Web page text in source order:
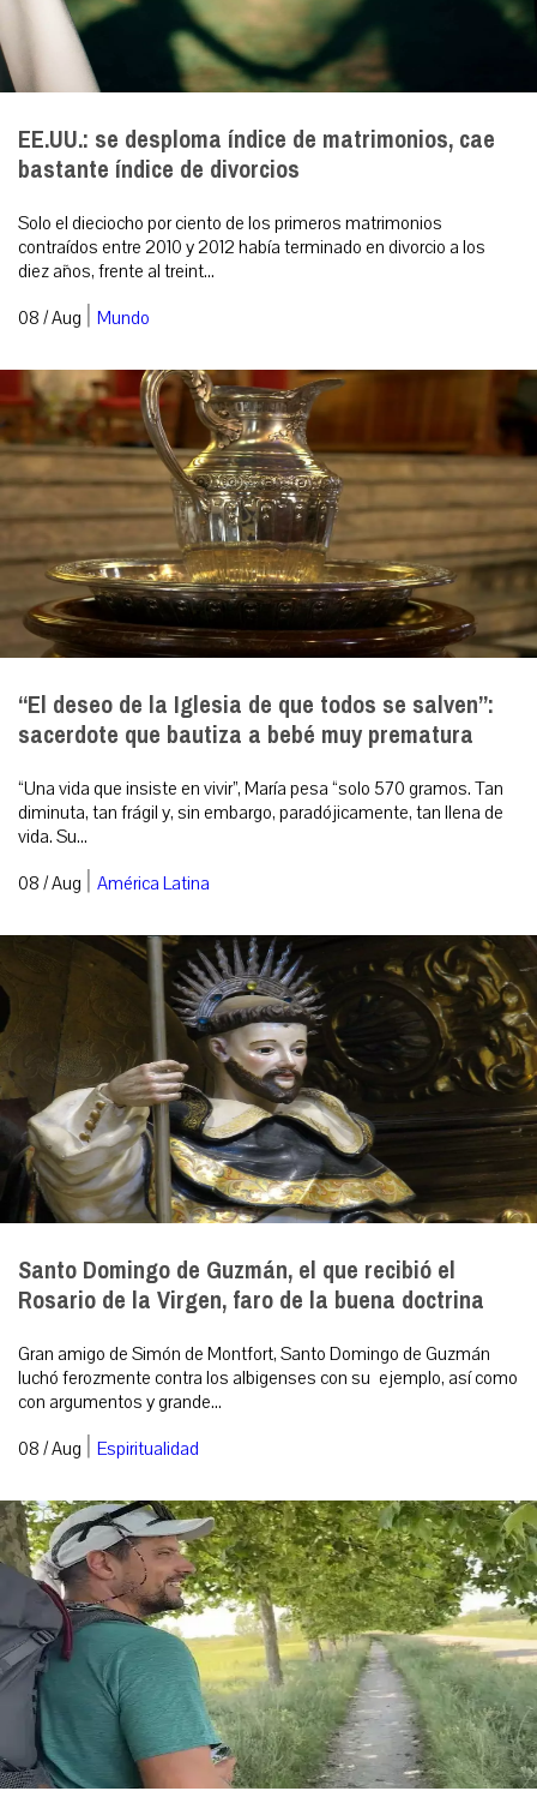
EE.UU.: se desploma índice de matrimonios, cae
bastante índice de divorcios
Solo el dieciocho por ciento de los primeros matrimonios
contraídos entre 2010 y 2012 había terminado en divorcio a los
diez años, frente al treint...
08 / Aug | Mundo
“El deseo de la Iglesia de que todos se salven”:
sacerdote que bautiza a bebé muy prematura
“Una vida que insiste en vivir”, María pesa “solo 570 gramos. Tan
diminuta, tan frágil y, sin embargo, paradójicamente, tan llena de
vida. Su...
08 / Aug | América Latina
Santo Domingo de Guzmán, el que recibió el
Rosario de la Virgen, faro de la buena doctrina
Gran amigo de Simón de Montfort, Santo Domingo de Guzmán
luchó ferozmente contra los albigenses con su ejemplo, así como
con argumentos y grande...
08 / Aug | Espiritualidad